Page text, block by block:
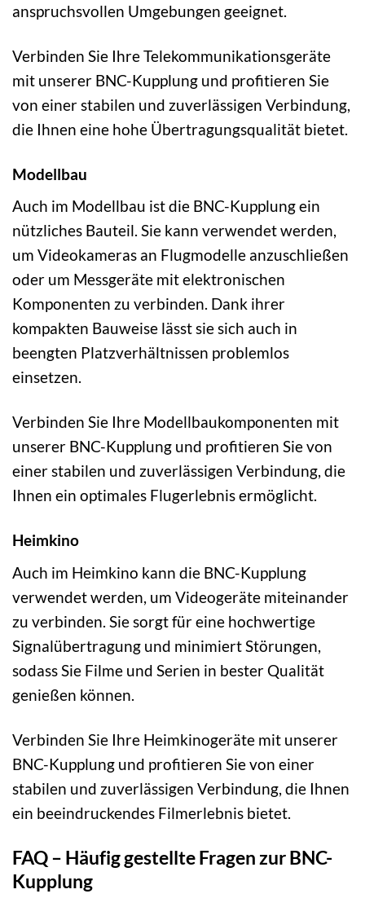
anspruchsvollen Umgebungen geeignet.
Verbinden Sie Ihre Telekommunikationsgeräte
mit unserer BNC-Kupplung und profitieren Sie
von einer stabilen und zuverlässigen Verbindung,
die Ihnen eine hohe Übertragungsqualität bietet.
Modellbau
Auch im Modellbau ist die BNC-Kupplung ein
nützliches Bauteil. Sie kann verwendet werden,
um Videokameras an Flugmodelle anzuschließen
oder um Messgeräte mit elektronischen
Komponenten zu verbinden. Dank ihrer
kompakten Bauweise lässt sie sich auch in
beengten Platzverhältnissen problemlos
einsetzen.
Verbinden Sie Ihre Modellbaukomponenten mit
unserer BNC-Kupplung und profitieren Sie von
einer stabilen und zuverlässigen Verbindung, die
Ihnen ein optimales Flugerlebnis ermöglicht.
Heimkino
Auch im Heimkino kann die BNC-Kupplung
verwendet werden, um Videogeräte miteinander
zu verbinden. Sie sorgt für eine hochwertige
Signalübertragung und minimiert Störungen,
sodass Sie Filme und Serien in bester Qualität
genießen können.
Verbinden Sie Ihre Heimkinogeräte mit unserer
BNC-Kupplung und profitieren Sie von einer
stabilen und zuverlässigen Verbindung, die Ihnen
ein beeindruckendes Filmerlebnis bietet.
FAQ – Häufig gestellte Fragen zur BNC-
Kupplung